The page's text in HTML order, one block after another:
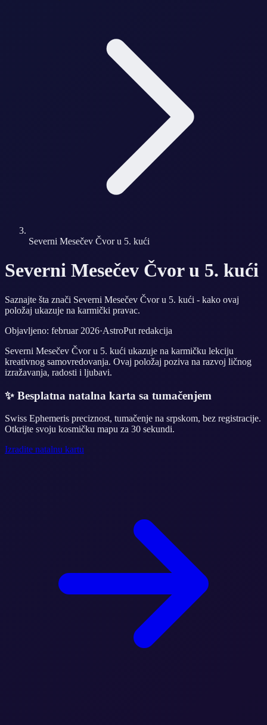
Severni Mesečev Čvor u 5. kući
Severni Mesečev Čvor u 5. kući
Saznajte šta znači Severni Mesečev Čvor u 5. kući - kako ovaj
položaj ukazuje na karmički pravac.
Objavljeno: februar 2026·AstroPut redakcija
Severni Mesečev Čvor u 5. kući ukazuje na karmičku lekciju
kreativnog samovredovanja. Ovaj položaj poziva na razvoj ličnog
izražavanja, radosti i ljubavi.
✨ Besplatna natalna karta sa tumačenjem
Swiss Ephemeris preciznost, tumačenje na srpskom, bez registracije.
Otkrijte svoju kosmičku mapu za 30 sekundi.
Izradite natalnu kartu